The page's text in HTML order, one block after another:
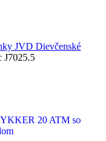
JVD Dievčenské
J7025.5